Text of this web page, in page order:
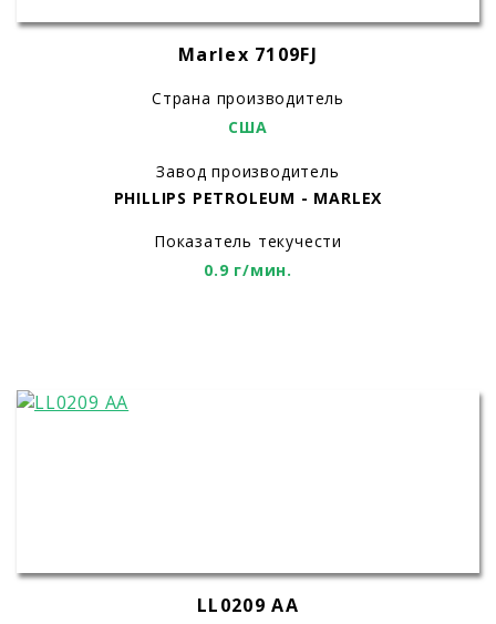
Marlex 7109FJ
Страна производитель
США
Завод производитель
PHILLIPS PETROLEUM - MARLEX
Показатель текучести
0.9 г/мин.
LL0209 AA